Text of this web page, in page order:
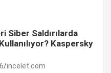
Siber Saldırılarda
Kaspersky
incelet.com